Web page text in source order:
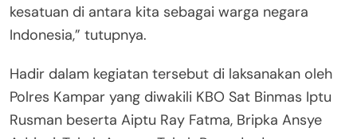
kesatuan di antara kita sebagai warga negara
Indonesia,” tutupnya.
Hadir dalam kegiatan tersebut di laksanakan oleh
Polres Kampar yang diwakili KBO Sat Binmas Iptu
Rusman beserta Aiptu Ray Fatma, Bripka Ansye